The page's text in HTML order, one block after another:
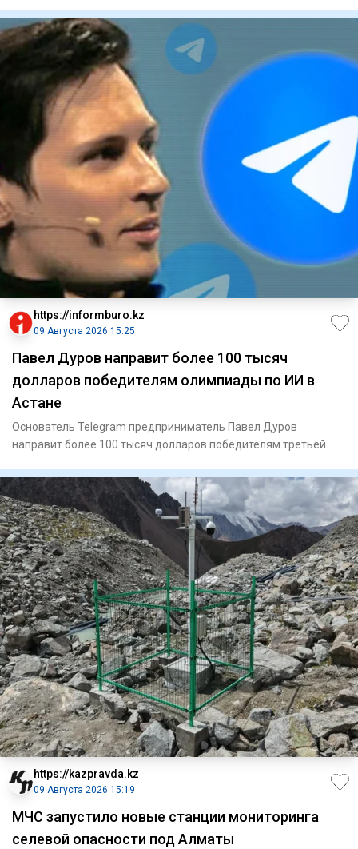
https://informburo.kz
09 Августа 2026 15:25
Павел Дуров направит более 100 тысяч
долларов победителям олимпиады по ИИ в
Астане
Основатель Telegram предприниматель Павел Дуров
направит более 100 тысяч долларов победителям третьей
https://kazpravda.kz
09 Августа 2026 15:19
МЧС запустило новые станции мониторинга
селевой опасности под Алматы